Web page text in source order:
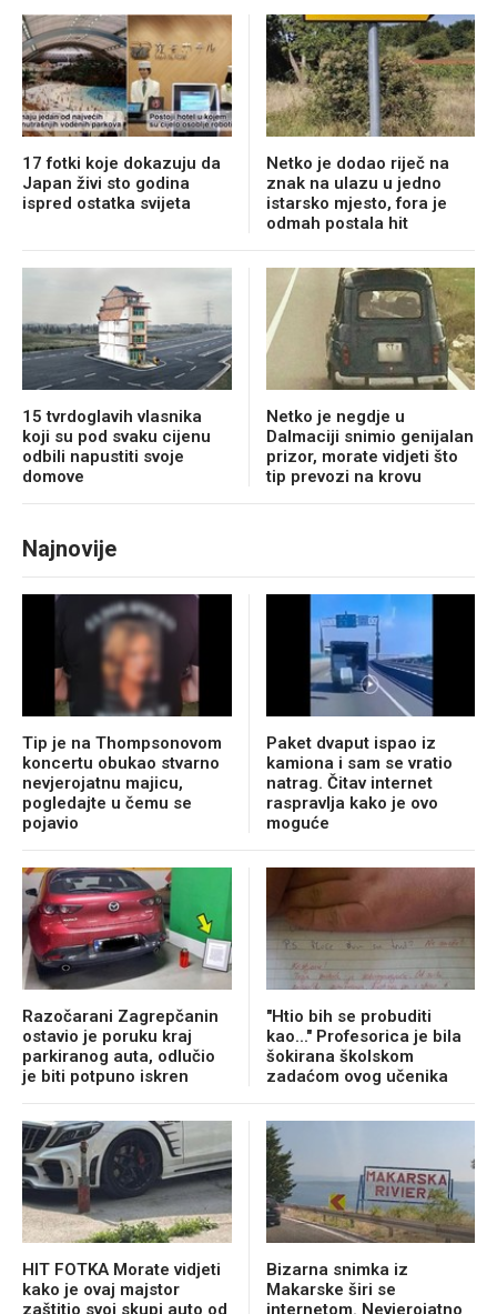
17 fotki koje dokazuju da
Japan živi sto godina
ispred ostatka svijeta
Netko je dodao riječ na
znak na ulazu u jedno
istarsko mjesto, fora je
odmah postala hit
15 tvrdoglavih vlasnika
koji su pod svaku cijenu
odbili napustiti svoje
domove
Netko je negdje u
Dalmaciji snimio genijalan
prizor, morate vidjeti što
tip prevozi na krovu
Najnovije
Tip je na Thompsonovom
koncertu obukao stvarno
nevjerojatnu majicu,
pogledajte u čemu se
pojavio
Paket dvaput ispao iz
kamiona i sam se vratio
natrag. Čitav internet
raspravlja kako je ovo
moguće
Razočarani Zagrepčanin
ostavio je poruku kraj
parkiranog auta, odlučio
je biti potpuno iskren
"Htio bih se probuditi
kao..." Profesorica je bila
šokirana školskom
zadaćom ovog učenika
HIT FOTKA Morate vidjeti
kako je ovaj majstor
zaštitio svoj skupi auto od
Bizarna snimka iz
Makarske širi se
internetom. Nevjerojatno